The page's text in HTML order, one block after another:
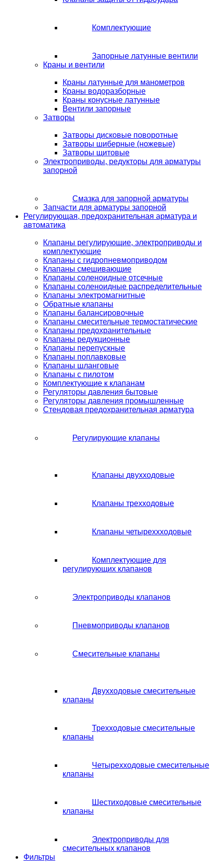
Комплектующие
Запорные латунные вентили
Краны и вентили
Краны латунные для манометров
Краны водоразборные
Краны конусные латунные
Вентили запорные
Затворы
Затворы дисковые поворотные
Затворы шиберные (ножевые)
Затворы щитовые
Электроприводы, редукторы для арматуры
запорной
Смазка для запорной арматуры
Запчасти для арматуры запорной
Регулирующая, предохранительная арматура и
автоматика
Клапаны регулирующие, электроприводы и
комплектующие
Клапаны с гидропневмоприводом
Клапаны смешивающие
Клапаны соленоидные отсечные
Клапаны соленоидные распределительные
Клапаны электромагнитные
Обратные клапаны
Клапаны балансировочные
Клапаны смесительные термостатические
Клапаны предохранительные
Клапаны редукционные
Клапаны перепускные
Клапаны поплавковые
Клапаны шланговые
Клапаны с пилотом
Комплектующие к клапанам
Регуляторы давления бытовые
Регуляторы давления промышленные
Стендовая предохранительная арматура
Регулирующие клапаны
Клапаны двухходовые
Клапаны трехходовые
Клапаны четыреххходовые
Комплектующие для
регулирующих клапанов
Электроприводы клапанов
Пневмоприводы клапанов
Смесительные клапаны
Двухходовые смесительные
клапаны
Трехходовые смесительные
клапаны
Четырехходовые смесительные
клапаны
Шестиходовые смесительные
клапаны
Электроприводы для
смесительных клапанов
Фильтры